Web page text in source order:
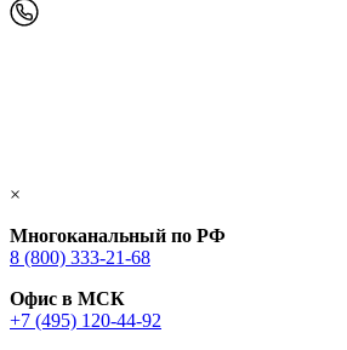
×
Многоканальный по РФ
8 (800) 333‑21-68
Офис в МСК
+7 (495) 120-44-92